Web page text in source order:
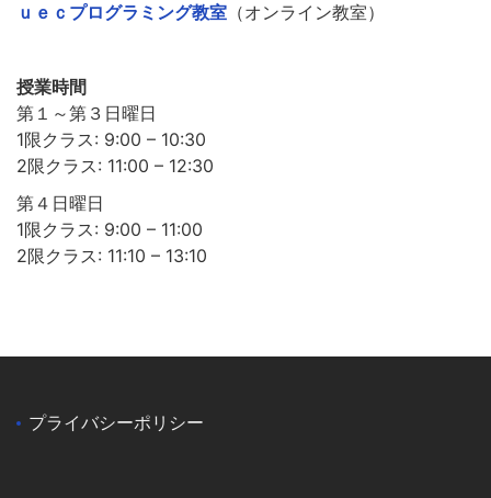
ｕｅｃプログラミング教室 （オンライン教室）
授業時間
第１～第３日曜日
1限クラス: 9:00 – 10:30
2限クラス: 11:00 – 12:30
第４日曜日
1限クラス: 9:00 – 11:00
2限クラス: 11:10 – 13:10
プライバシーポリシー